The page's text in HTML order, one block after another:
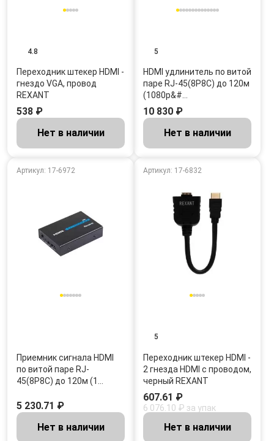
4.8
Переходник штекер HDMI -
гнездо VGA, провод
REXANT
538 ₽
Нет в наличии
5
HDMI удлинитель по витой
паре RJ-45(8P8C) до 120м
(1080p&#…
10 830 ₽
Нет в наличии
Артикул: 17-6972
Приемник сигнала HDMI
по витой паре RJ-
45(8P8C) до 120м (1…
5 230.71 ₽
Нет в наличии
Артикул: 17-6832
5
Переходник штекер HDMI -
2 гнезда HDMI с проводом,
черный REXANT
607.61 ₽
6 076.10 ₽ за упак
Нет в наличии